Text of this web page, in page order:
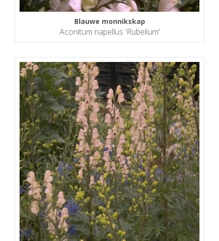
Blauwe monnikskap
Aconitum napellus 'Rubellum'